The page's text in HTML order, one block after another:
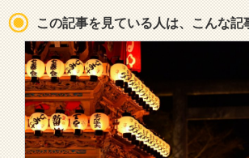
この記事を見ている人は、こんな記